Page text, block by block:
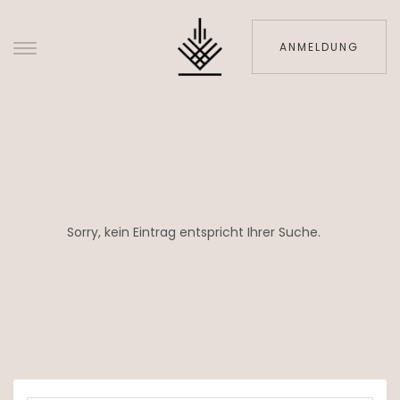
ANMELDUNG
Sorry, kein Eintrag entspricht Ihrer Suche.